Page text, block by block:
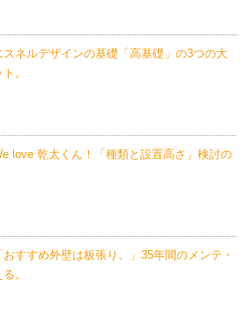
スネルデザインの基礎「高基礎」の3つの大
。
love 乾太くん！「種類と設置高さ」検討の
おすすめ外壁は板張り。」35年間のメンテ・
。